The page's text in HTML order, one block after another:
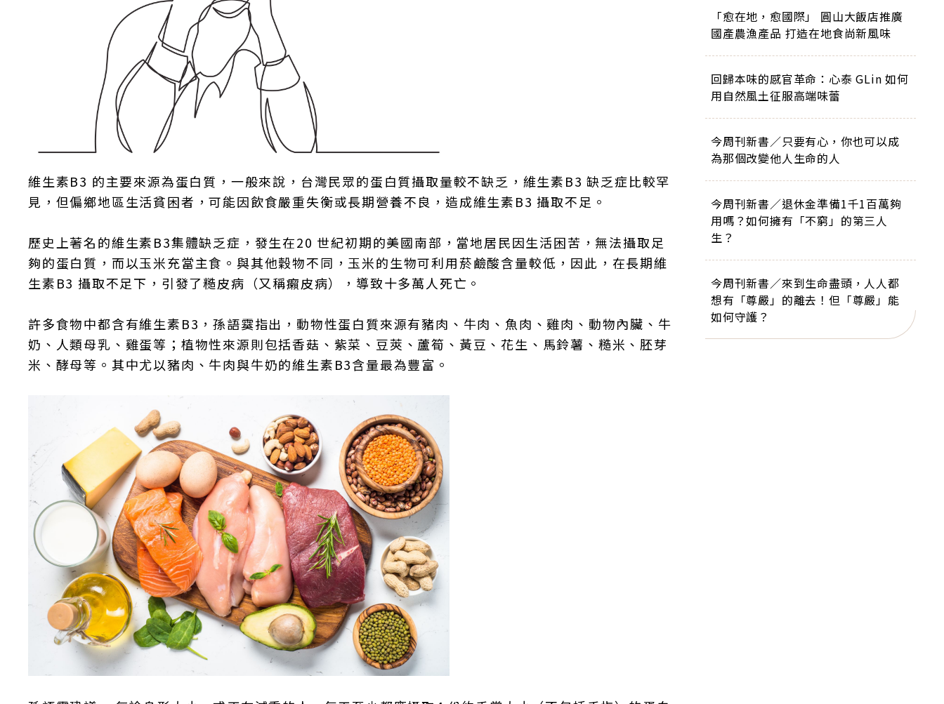
維生素B3 的主要來源為蛋白質，一般來說，台灣民眾的蛋白質攝取量較不缺乏，維生素B3 缺乏症比較罕
見，但偏鄉地區生活貧困者，可能因飲食嚴重失衡或長期營養不良，造成維生素B3 攝取不足。
歷史上著名的維生素B3集體缺乏症，發生在20 世紀初期的美國南部，當地居民因生活困苦，無法攝取足
夠的蛋白質，而以玉米充當主食。與其他穀物不同，玉米的生物可利用菸鹼酸含量較低，因此，在長期維
生素B3 攝取不足下，引發了糙皮病（又稱癩皮病），導致十多萬人死亡。
許多食物中都含有維生素B3，孫語霙指出，動物性蛋白質來源有豬肉、牛肉、魚肉、雞肉、動物內臟、牛
奶、人類母乳、雞蛋等；植物性來源則包括香菇、紫菜、豆莢、蘆筍、黃豆、花生、馬鈴薯、糙米、胚芽
米、酵母等。其中尤以豬肉、牛肉與牛奶的維生素B3含量最為豐富。
「愈在地，愈國際」 圓山大飯店推廣
國產農漁產品 打造在地食尚新風味
回歸本味的感官革命：心泰 GLin 如何
用自然風土征服高端味蕾
今周刊新書／只要有心，你也可以成
為那個改變他人生命的人
今周刊新書／退休金準備1千1百萬夠
用嗎？如何擁有「不窮」的第三人
生？
今周刊新書／來到生命盡頭，人人都
想有「尊嚴」的離去！但「尊嚴」能
如何守護？